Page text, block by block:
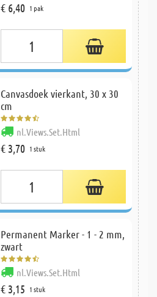
€ 6,40 1 pak
Canvasdoek vierkant, 30 x 30
cm
nl.Views.Set.Html
€ 3,70 1 stuk
Permanent Marker - 1 - 2 mm,
zwart
nl.Views.Set.Html
€ 3,15 1 stuk